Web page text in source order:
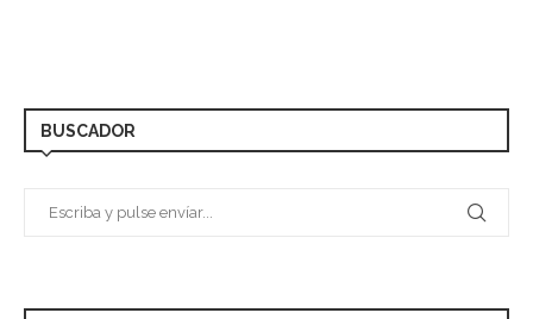
BUSCADOR